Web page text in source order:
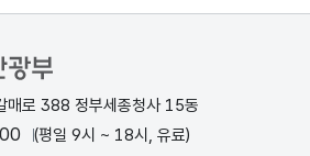
로 388 정부세종청사 15동
(평일 9시 ~ 18시, 유료)